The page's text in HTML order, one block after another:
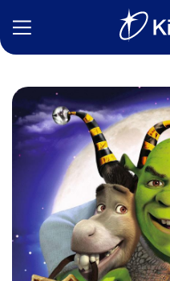
Фильмы
Статьи
Сериалы
Новости
Подборки